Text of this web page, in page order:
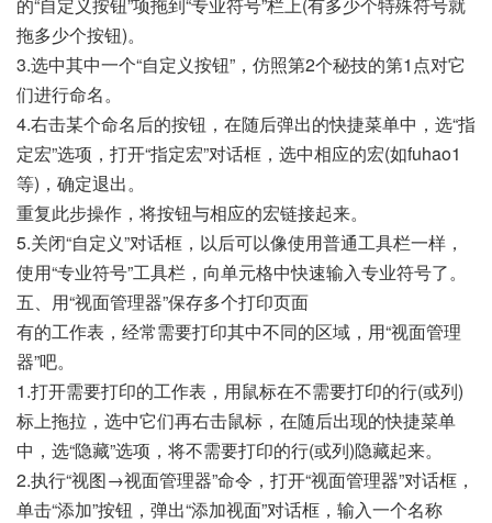
拖多少个按钮)。
3.选中其中一个“自定义按钮”，仿照第2个秘技的第1点对它
们进行命名。
4.右击某个命名后的按钮，在随后弹出的快捷菜单中，选“指
定宏”选项，打开“指定宏”对话框，选中相应的宏(如fuhao1
等)，确定退出。
重复此步操作，将按钮与相应的宏链接起来。
5.关闭“自定义”对话框，以后可以像使用普通工具栏一样，
使用“专业符号”工具栏，向单元格中快速输入专业符号了。
五、用“视面管理器”保存多个打印页面
有的工作表，经常需要打印其中不同的区域，用“视面管理
器”吧。
1.打开需要打印的工作表，用鼠标在不需要打印的行(或列)
标上拖拉，选中它们再右击鼠标，在随后出现的快捷菜单
中，选“隐藏”选项，将不需要打印的行(或列)隐藏起来。
2.执行“视图→视面管理器”命令，打开“视面管理器”对话框，
单击“添加”按钮，弹出“添加视面”对话框，输入一个名称